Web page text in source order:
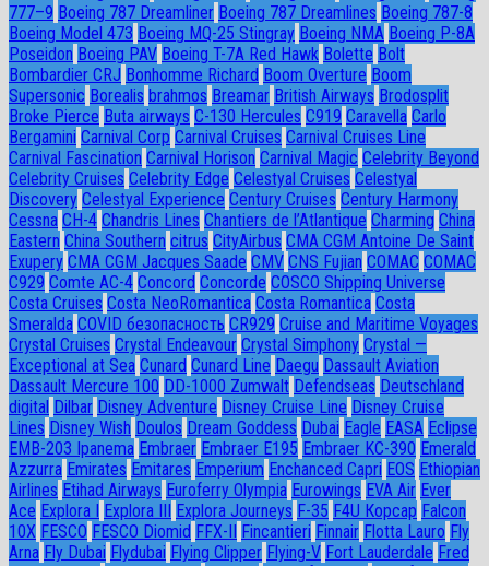
777–9 Boeing 787 Dreamliner Boeing 787 Dreamlines Boeing 787-8
Boeing Model 473 Boeing MQ-25 Stingray Boeing NMA Boeing P-8A
Poseidon Boeing PAV Boeing T-7A Red Hawk Bolette Bolt
Bombardier CRJ Bonhomme Richard Boom Overture Boom
Supersonic Borealis brahmos Breamar British Airways Brodosplit
Broke Pierce Buta airways C-130 Hercules C919 Caravella Carlo
Bergamini Carnival Corp Carnival Cruises Carnival Cruises Line
Carnival Fascination Carnival Horison Carnival Magic Celebrity Beyond
Celebrity Cruises Celebrity Edge Celestyal Cruises Celestyal
Discovery Celestyal Experience Century Cruises Century Harmony
Cessna CH-4 Chandris Lines Chantiers de l’Atlantique Charming China
Eastern China Southern citrus CityAirbus CMA CGM Antoine De Saint
Exupery CMA CGM Jacques Saade CMV CNS Fujian COMAC COMAC
C929 Comte AC-4 Concord Concorde COSCO Shipping Universe
Costa Cruises Costa NeoRomantica Costa Romantica Costa
Smeralda COVID безопасность CR929 Cruise and Maritime Voyages
Crystal Cruises Crystal Endeavour Crystal Simphony Crystal —
Exceptional at Sea Cunard Cunard Line Daegu Dassault Aviation
Dassault Mercure 100 DD-1000 Zumwalt Defendseas Deutschland
digital Dilbar Disney Adventure Disney Cruise Line Disney Cruise
Lines Disney Wish Doulos Dream Goddess Dubai Eagle EASA Eclipse
EMB-203 Ipanema Embraer Embraer E195 Embraer KC-390 Emerald
Azzurra Emirates Emitares Emperium Enchanced Capri EOS Ethiopian
Airlines Etihad Airways Euroferry Olympia Eurowings EVA Air Ever
Ace Explora I Explora III Explora Journeys F-35 F4U Корсар Falcon
10X FESCO FESCO Diomid FFX-II Fincantieri Finnair Flotta Lauro Fly
Arna Fly Dubai Flydubai Flying Clipper Flying-V Fort Lauderdale Fred